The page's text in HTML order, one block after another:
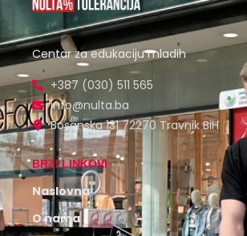
Centar za edukaciju mladih
+387 (030) 511 565
info@nulta.ba
Bosanska 131 72270 Travnik BiH
BRZI LINKOVI
Naslovna
O nama